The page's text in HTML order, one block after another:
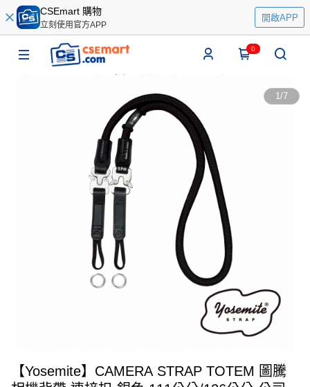
CSEmart 購物
立刻使用官方APP
開啟APP
0
1/7
【Yosemite】CAMERA STRAP TOTEM 圖騰